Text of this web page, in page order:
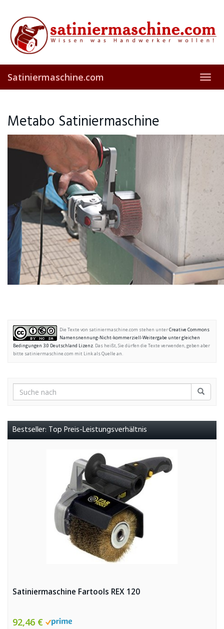
main
content
Satiniermaschine.com
Metabo Satiniermaschine
Die Texte von satiniermaschine.com stehen unterCreative Commons
Namensnennung-Nicht-kommerziell-Weitergabe unter gleichen
Bedingungen 3.0 Deutschland Lizenz. Das heißt, Sie dürfen die Texte verwenden, geben aber
bitte satiniermaschine.com mit Link als Quelle an.
Bestseller: Top Preis-Leistungsverhältnis
Satiniermaschine Fartools REX 120
92,46 €